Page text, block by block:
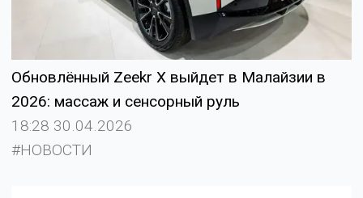
Обновлённый Zeekr X выйдет в Малайзии в
2026: массаж и сенсорный руль
18:28 30.04.2026
#НОВОСТИ